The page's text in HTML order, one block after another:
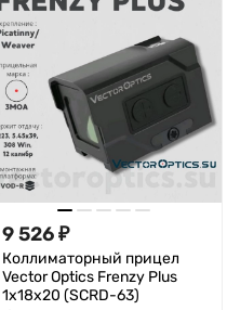
9 526₽
Коллиматорный прицел
Vector Optics Frenzy Plus
1x18x20 (SCRD-63)